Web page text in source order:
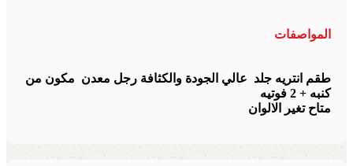
المواصفات
طقم انتريه جلد عالي الجودة والكثافة رجل معدن مكون من
كنبه + 2 فوتيه
متاح تغير الالوان